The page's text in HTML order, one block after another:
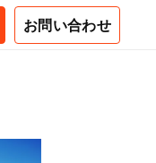
お問い合わせ